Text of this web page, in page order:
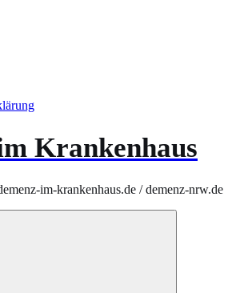
Krankenhaus
im-krankenhaus.de / demenz-nrw.de